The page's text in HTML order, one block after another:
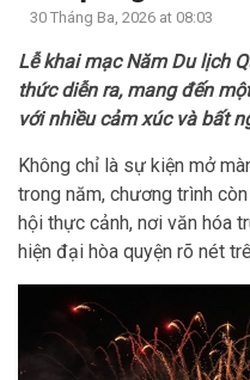
30 Tháng Ba, 2026 at 08:03
Lễ khai mạc Năm Du lịch
thức diễn ra, mang đến
với nhiều cảm xúc và bất
Không chỉ là sự kiện mở
trong năm, chương trình
hội thực cảnh, nơi văn hóa
hiện đại hòa quyện rõ nét